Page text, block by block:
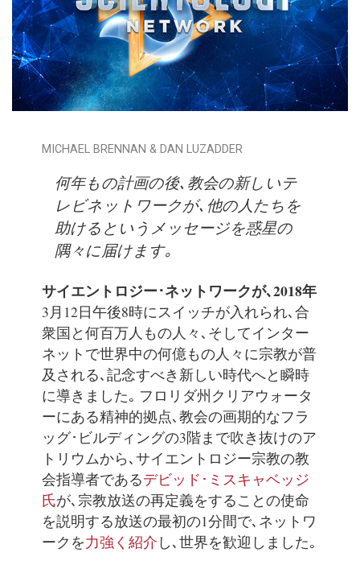
MICHAEL BRENNAN & DAN LUZADDER
何年もの計画の後､教会の新しいテ
レビネットワークが､他の人たちを
助けるというメッセージを惑星の
隅々に届けます｡
サイエントロジー･ネットワークが､2018年
3月12日午後8時にスイッチが入れられ､合
衆国と何百万人もの人々､そしてインター
ネットで世界中の何億もの人々に宗教が普
及される､記念すべき新しい時代へと瞬時
に導きました｡ フロリダ州クリアウォータ
ーにある精神的拠点､教会の画期的なフラ
ッグ･ビルディングの3階まで吹き抜けのア
トリウムから､サイエントロジー宗教の教
会指導者であるデビッド･ミスキャベッジ
氏が､宗教放送の再定義をすることの使命
を説明する放送の最初の1分間で､ネットワ
ークを力強く紹介 し､世界を歓迎しました｡